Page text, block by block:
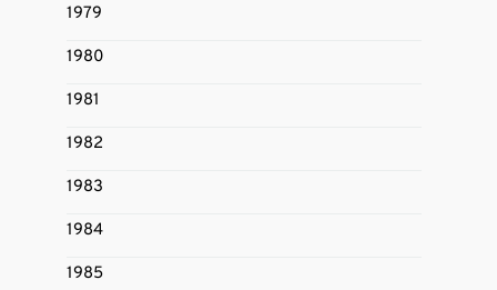
1979
1980
1981
1982
1983
1984
1985